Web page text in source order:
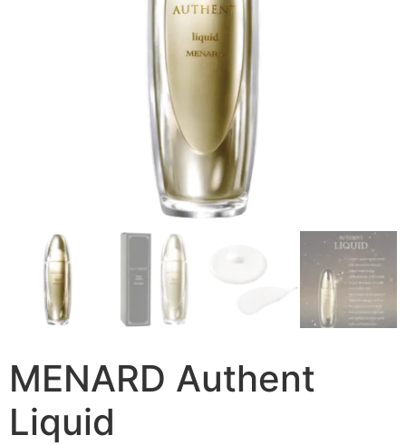
MENARD Authent
Liquid